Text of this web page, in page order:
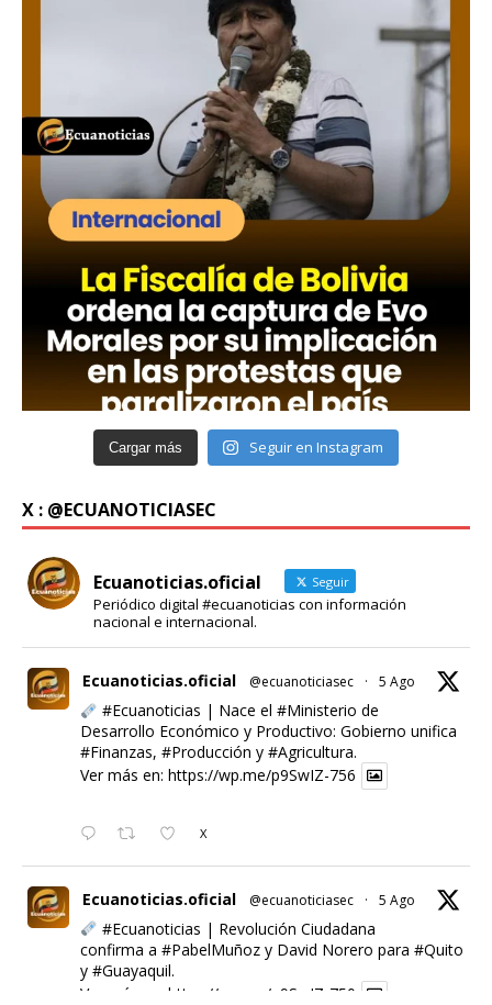
Cargar más Seguir en Instagram
X : @ECUANOTICIASEC
Ecuanoticias.oficial Seguir
Periódico digital #ecuanoticias con información
nacional e internacional.
Ecuanoticias.oficial @ecuanoticiasec · 5 Ago
#Ecuanoticias | Nace el #Ministerio de
Desarrollo Económico y Productivo: Gobierno unifica
#Finanzas, #Producción y #Agricultura.
Ver más en: https://wp.me/p9SwIZ-756
X
Ecuanoticias.oficial @ecuanoticiasec · 5 Ago
#Ecuanoticias | Revolución Ciudadana
confirma a #PabelMuñoz y David Norero para #Quito
y #Guayaquil.
Ver más en: https://wp.me/p9SwIZ-750